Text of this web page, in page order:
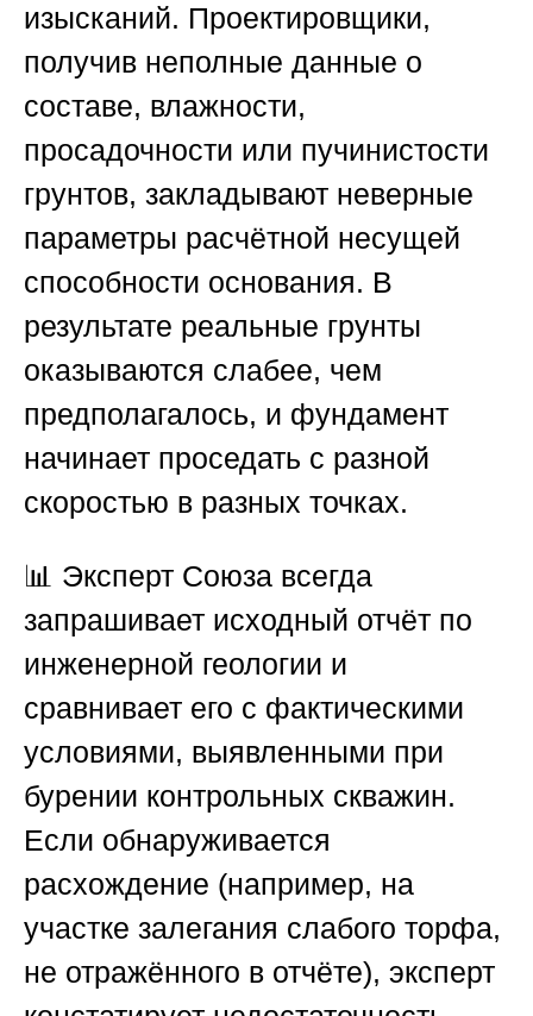
изысканий. Проектировщики,
получив неполные данные о
составе, влажности,
просадочности или пучинистости
грунтов, закладывают неверные
параметры расчётной несущей
способности основания. В
результате реальные грунты
оказываются слабее, чем
предполагалось, и фундамент
начинает проседать с разной
скоростью в разных точках.
📊 Эксперт Союза всегда
запрашивает исходный отчёт по
инженерной геологии и
сравнивает его с фактическими
условиями, выявленными при
бурении контрольных скважин.
Если обнаруживается
расхождение (например, на
участке залегания слабого торфа,
не отражённого в отчёте), эксперт